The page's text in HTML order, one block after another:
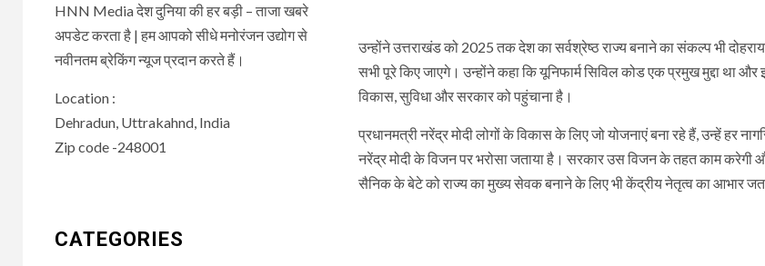
उन्होंने उत्तराखंड को 2025 तक देश का सर्वश्रेष्ठ राज्य बनाने का संकल्प भी
सभी पूरे किए जाएगे। उन्होंने कहा कि यूनिफार्म सिविल कोड एक प्रमुख मुद्दा था
विकास, सुविधा और सरकार को पहुंचाना है।
प्रधानमत्री नरेंद्र मोदी लोगों के विकास के लिए जो योजनाएं बना रहे हैं, उन्हें हर
नरेंद्र मोदी के विजन पर भरोसा जताया है। सरकार उस विजन के तहत काम करेगी
सैनिक के बेटे को राज्य का मुख्य सेवक बनाने के लिए भी केंद्रीय नेतृत्व का आभार
HNN Media देश दुनिया की हर बड़ी – ताजा खबरे
अपडेट करता है | हम आपको सीधे मनोरंजन उद्योग से
नवीनतम ब्रेकिंग न्यूज प्रदान करते हैं।
Location :
Dehradun, Uttrakahnd, India
Zip code -248001
CATEGORIES